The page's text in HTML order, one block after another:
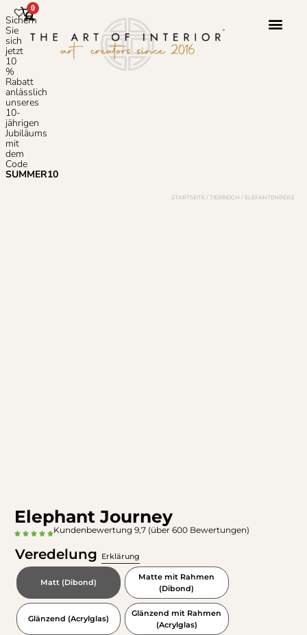
Sichern
Sie
sich
jetzt
10
%
Rabatt
anlässlich
unseres
10-
jährigen
Jubiläums
mit
dem
Code
SUMMER10
0
STARTSEITE / TIERREICH / ELEFANTENREISE
Elephant Journey
Kundenbewertung 9,7 (über 600 Bewertungen)
Veredelung Erklärung
Matt (Dibond)
Matte mit Rahmen
(Dibond)
Glänzend (Acrylglas)
Glänzend mit Rahmen
(Acrylglas)